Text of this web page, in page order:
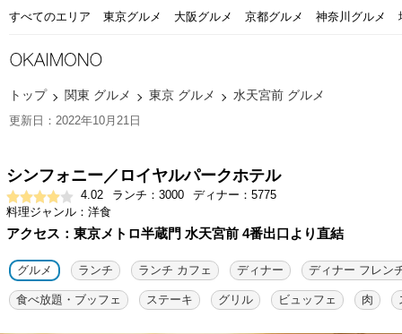
すべてのエリア 東京グルメ 大阪グルメ 京都グルメ 神奈川グルメ
トップ 関東 グルメ 東京 グルメ 水天宮前 グルメ
更新日：2022年10月21日
シンフォニー／ロイヤルパークホテル
4.02 ランチ：3000
ディナー：5775
料理ジャンル：洋食
アクセス：東京メトロ半蔵門 水天宮前 4番出口より直結
グルメ ランチ ランチ カフェ ディナー ディナー フレン
食べ放題・ブッフェ ステーキ グリル ビュッフェ 肉